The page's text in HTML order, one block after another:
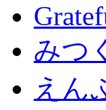
みつ
えん